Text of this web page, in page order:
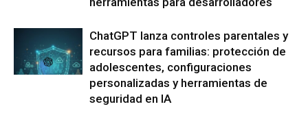
ChatGPT lanza controles parentales y
recursos para familias: protección de
adolescentes, configuraciones
personalizadas y herramientas de
seguridad en IA